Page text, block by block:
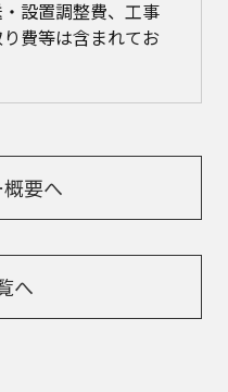
設置調整費、工事
費等は含まれてお
要へ
へ